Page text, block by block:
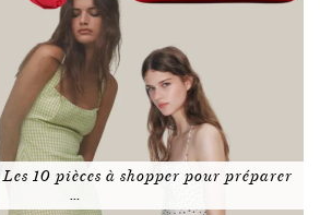
10 pièces à shopper pour préparer
…